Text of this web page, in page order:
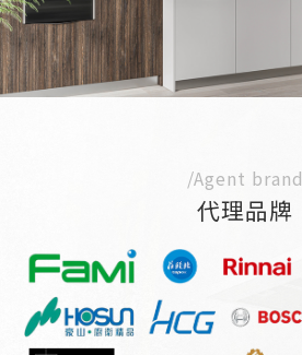
/Agent brand
代理品牌